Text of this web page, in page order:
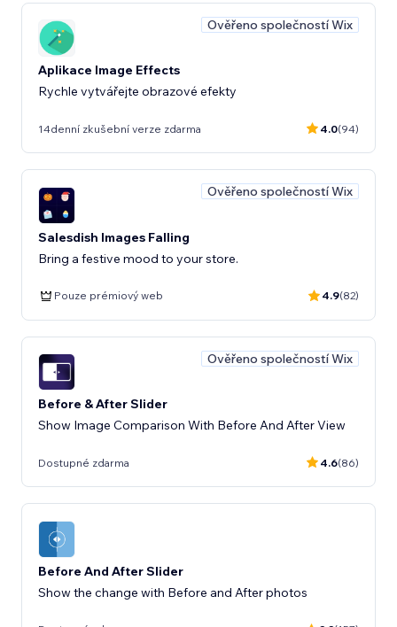
Ověřeno společností Wix
Aplikace Image Effects
Rychle vytvářejte obrazové efekty
14denní zkušební verze zdarma 4.0(94)
Ověřeno společností Wix
Salesdish Images Falling
Bring a festive mood to your store.
Pouze prémiový web 4.9(82)
Ověřeno společností Wix
Before & After Slider
Show Image Comparison With Before And After View
Dostupné zdarma 4.6(86)
Before And After Slider
Show the change with Before and After photos